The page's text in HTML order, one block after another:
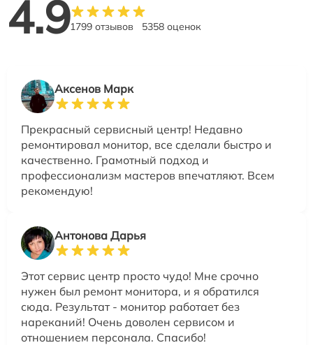
4.91799 отзывов 5358 оценок
Аксенов Марк
Прекрасный сервисный центр! Недавно
ремонтировал монитор, все сделали быстро и
качественно. Грамотный подход и
профессионализм мастеров впечатляют. Всем
рекомендую!
Антонова Дарья
Этот сервис центр просто чудо! Мне срочно
нужен был ремонт монитора, и я обратился
сюда. Результат - монитор работает без
нареканий! Очень доволен сервисом и
отношением персонала. Спасибо!